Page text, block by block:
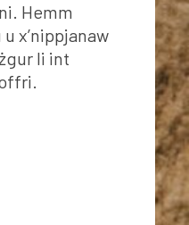
Hemm
x’nippjanaw
li int